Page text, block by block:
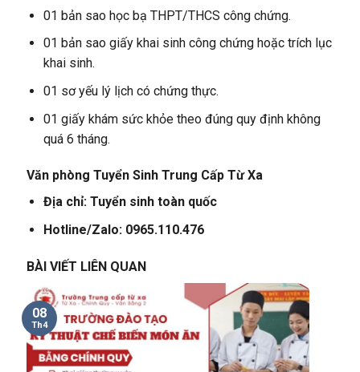
01 bản sao học bạ THPT/THCS công chứng.
01 bản sao giấy khai sinh công chứng hoặc trích lục
khai sinh.
01 sơ yếu lý lịch có chứng thực.
01 giấy khám sức khỏe theo đúng quy định không
quá 6 tháng.
Văn phòng Tuyển Sinh Trung Cấp Từ Xa
Địa chỉ: Tuyển sinh toàn quốc
Hotline/Zalo: 0965.110.476
BÀI VIẾT LIÊN QUAN
08
Th4